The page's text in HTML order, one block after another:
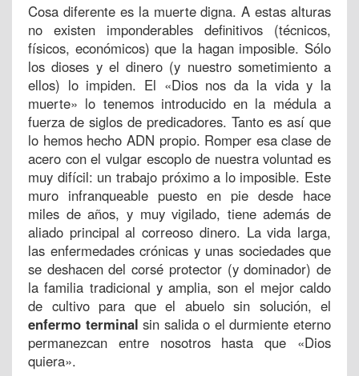
Cosa diferente es la muerte digna. A estas alturas
no existen imponderables definitivos (técnicos,
físicos, económicos) que la hagan imposible. Sólo
los dioses y el dinero (y nuestro sometimiento a
ellos) lo impiden. El «Dios nos da la vida y la
muerte» lo tenemos introducido en la médula a
fuerza de siglos de predicadores. Tanto es así que
lo hemos hecho ADN propio. Romper esa clase de
acero con el vulgar escoplo de nuestra voluntad es
muy difícil: un trabajo próximo a lo imposible. Este
muro infranqueable puesto en pie desde hace
miles de años, y muy vigilado, tiene además de
aliado principal al correoso dinero. La vida larga,
las enfermedades crónicas y unas sociedades que
se deshacen del corsé protector (y dominador) de
la familia tradicional y amplia, son el mejor caldo
de cultivo para que el abuelo sin solución, el
enfermo terminal sin salida o el durmiente eterno
permanezcan entre nosotros hasta que «Dios
quiera».